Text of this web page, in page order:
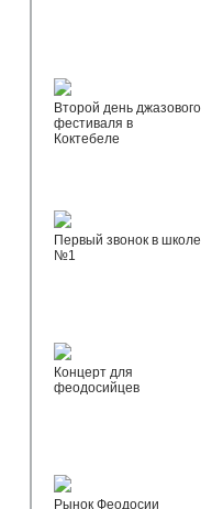
Второй день джазового
фестиваля в
Коктебеле
Первый звонок в школе
№1
Концерт для
феодосийцев
Рынок Феодосии